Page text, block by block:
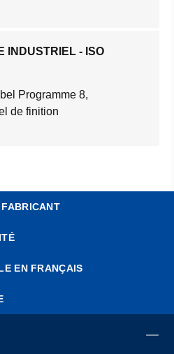
INDUSTRIEL - ISO
Programme 8,
de finition
EN FRANÇAIS